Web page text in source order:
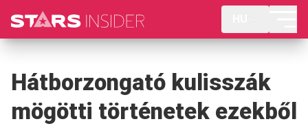
Hátborzongató kulisszák
mögötti történetek ezekből